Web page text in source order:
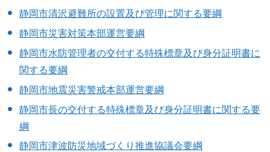
静岡市清沢避難所の設置及び管理に関する要綱
静岡市災害対策本部運営要綱
静岡市水防管理者の交付する特殊標章及び身分証明書に
関する要綱
静岡市地震災害警戒本部運営要綱
静岡市長の交付する特殊標章及び身分証明書に関する要
綱
静岡市津波防災地域づくり推進協議会要綱